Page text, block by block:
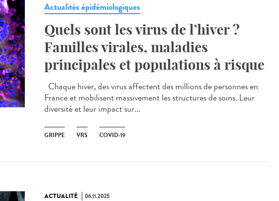
Actualités épidémiologiques
Quels sont les virus de l’hiver ?
Familles virales, maladies
principales et populations à risque
Chaque hiver, des virus affectent des millions de personnes en
France et mobilisent massivement les structures de soins. Leur
diversité et leur impact sur...
GRIPPE VRS COVID-19
ACTUALITÉ 06.11.2025